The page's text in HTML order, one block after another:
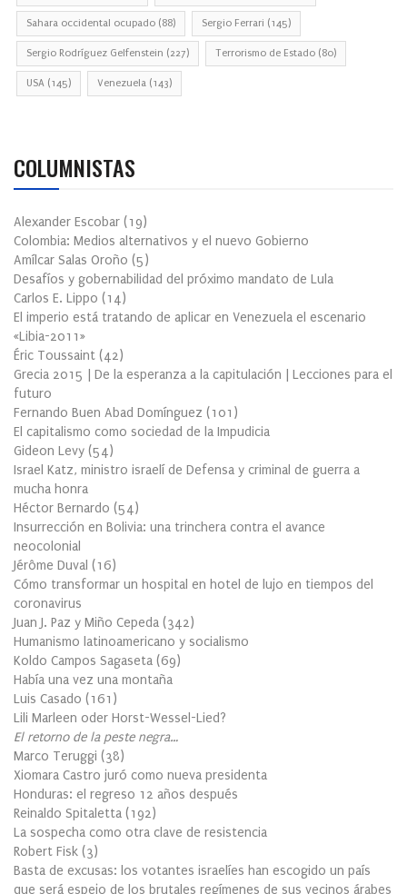
Sahara occidental ocupado (88) Sergio Ferrari (145)
Sergio Rodríguez Gelfenstein (227) Terrorismo de Estado (80)
USA (145) Venezuela (143)
COLUMNISTAS
Alexander Escobar (19)
Colombia: Medios alternativos y el nuevo Gobierno
Amílcar Salas Oroño (5)
Desafíos y gobernabilidad del próximo mandato de Lula
Carlos E. Lippo (14)
El imperio está tratando de aplicar en Venezuela el escenario
«Libia-2011»
Éric Toussaint (42)
Grecia 2015 | De la esperanza a la capitulación | Lecciones para el
futuro
Fernando Buen Abad Domínguez (101 )
El capitalismo como sociedad de la Impudicia
Gideon Levy (54)
Israel Katz, ministro israelí de Defensa y criminal de guerra a
mucha honra
Héctor Bernardo (54)
Insurrección en Bolivia: una trinchera contra el avance
neocolonial
Jérôme Duval (16)
Cómo transformar un hospital en hotel de lujo en tiempos del
coronavirus
Juan J. Paz y Miño Cepeda (342)
Humanismo latinoamericano y socialismo
Koldo Campos Sagaseta (69)
Había una vez una montaña
Luis Casado (161 )
Lili Marleen oder Horst-Wessel-Lied?
El retorno de la peste negra…
Marco Teruggi (38)
Xiomara Castro juró como nueva presidenta
Honduras: el regreso 12 años después
Reinaldo Spitaletta (192)
La sospecha como otra clave de resistencia
Robert Fisk (3)
Basta de excusas: los votantes israelíes han escogido un país
que será espejo de los brutales regímenes de sus vecinos árabes